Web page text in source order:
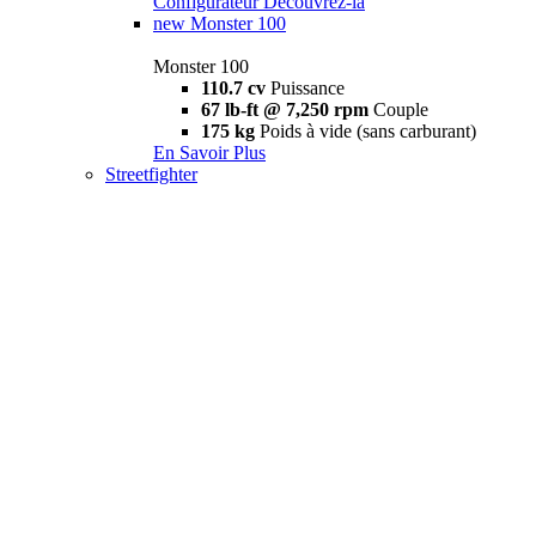
new Monster 100
Monster 100
110.7 cv Puissance
67 lb-ft @ 7,250 rpm Couple
175 kg Poids à vide (sans carburant)
En Savoir Plus
Streetfighter